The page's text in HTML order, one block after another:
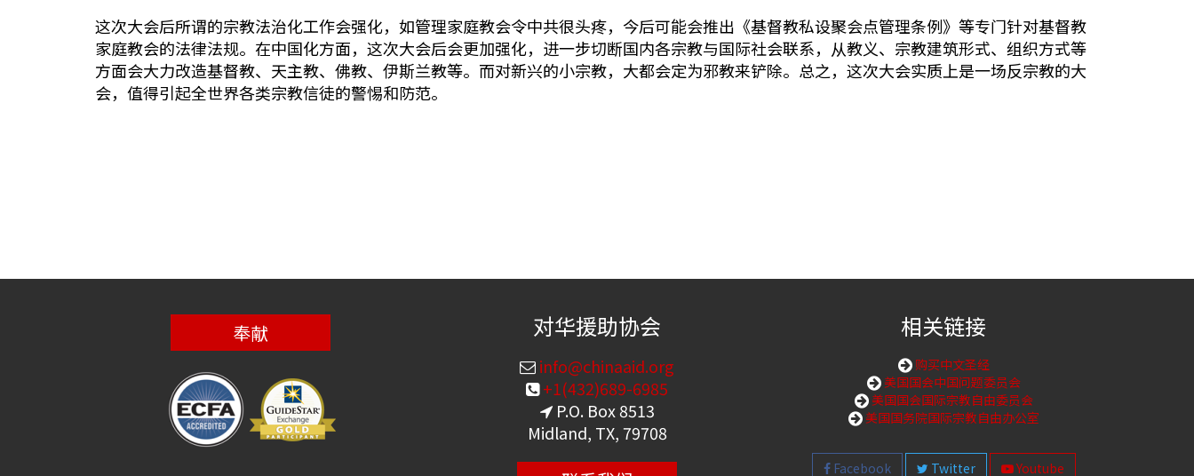
这次大会后所谓的宗教法治化工作会强化，如管理家庭教会令中共很头疼，今后可能会推出《基督教私设聚会点管理条例》等专门针对基督教
家庭教会的法律法规。在中国化方面，这次大会后会更加强化，进一步切断国内各宗教与国际社会联系，从教义、宗教建筑形式、组织方式等
方面会大力改造基督教、天主教、佛教、伊斯兰教等。而对新兴的小宗教，大都会定为邪教来铲除。总之，这次大会实质上是一场反宗教的大
会，值得引起全世界各类宗教信徒的警惕和防范。
奉献 对华援助协会
info@chinaaid.org
+1(432)689-6985
P.O. Box 8513
Midland, TX, 79708
相关链接
购买中文圣经
美国国会中国问题委员会
美国国会国际宗教自由委员会
美国国务院国际宗教自由办公室
Facebook Twitter Youtube